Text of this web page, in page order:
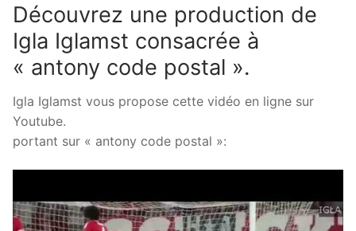
Découvrez une production de
Igla Iglamst consacrée à
« antony code postal ».
Igla Iglamst vous propose cette vidéo en ligne sur
Youtube.
portant sur « antony code postal »: